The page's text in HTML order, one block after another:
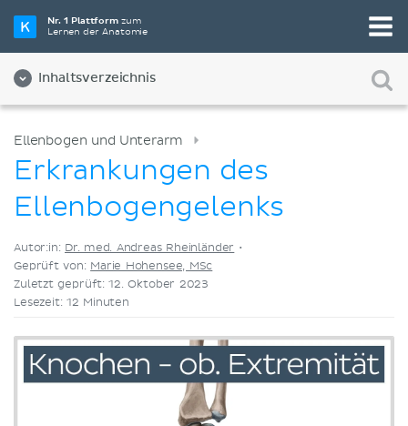
Nr. 1 Plattformzum
Lernen der Anatomie
Inhaltsverzeichnis
Wähle die beste Lernmethode für dich
Videos
Ellenbogen und Unterarm
Erkrankungen des
Ellenbogengelenks
Autor:in: Dr. med. Andreas Rheinländer •
Geprüft von: Marie Hohensee, MSc
Zuletzt geprüft: 12. Oktober 2023
Lesezeit: 12 Minuten